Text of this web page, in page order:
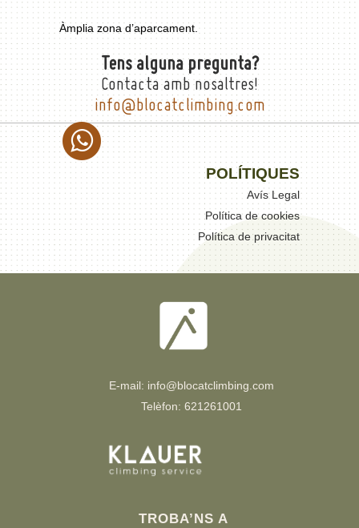
Àmplia zona d’aparcament.
Tens alguna pregunta?
Contacta amb nosaltres!
info@blocatclimbing.com
POLÍTIQUES
Avís Legal
Política de cookies
Política de privacitat
E-mail: info@blocatclimbing.com
Telèfon: 621261001
TROBA’NS A